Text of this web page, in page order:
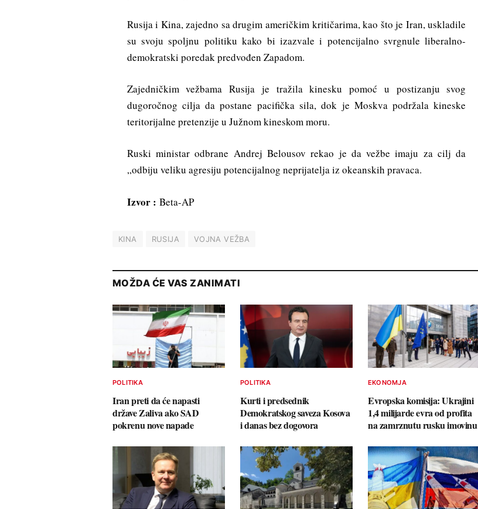
Rusija i Kina, zajedno sa drugim američkim kritičarima, kao što je Iran, uskladile
su svoju spoljnu politiku kako bi izazvale i potencijalno svrgnule liberalno-
demokratski poredak predvođen Zapadom.
Zajedničkim vežbama Rusija je tražila kinesku pomoć u postizanju svog
dugoročnog cilja da postane pacifička sila, dok je Moskva podržala kineske
teritorijalne pretenzije u Južnom kineskom moru.
Ruski ministar odbrane Andrej Belousov rekao je da vežbe imaju za cilj da
„odbiju veliku agresiju potencijalnog neprijatelja iz okeanskih pravaca.
Izvor : Beta-AP
KINA RUSIJA VOJNA VEŽBA
MOŽDA ĆE VAS ZANIMATI
POLITIKA
Iran preti da će napasti
države Zaliva ako SAD
pokrenu nove napade
POLITIKA
Kurti i predsednik
Demokratskog saveza Kosova
i danas bez dogovora
EKONOMJA
Evropska komisija: Ukrajini
1,4 milijarde evra od profita
na zamrznutu rusku imovinu